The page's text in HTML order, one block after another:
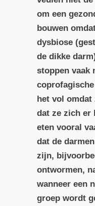
om een
bouwen
dysbiose
de dikke
stoppen vaak
het vol omdat
dat ze zich er
eten vooral
dat de
zijn,
ontwormen,
wanneer een
groep wordt